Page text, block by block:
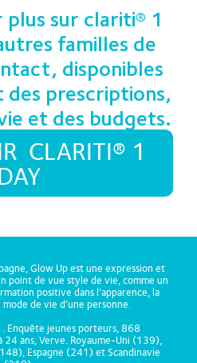
plus sur clariti® 1
familles de
disponibles
prescriptions,
et des budgets.
CLARITI® 1
Glow Up est une expression et
point de vue style de vie, comme un
positive dans l’apparence, la
de vie d’une personne.
Enquête jeunes porteurs, 868
24 ans, Verve. Royaume-Uni (139),
Espagne (241) et Scandinavie